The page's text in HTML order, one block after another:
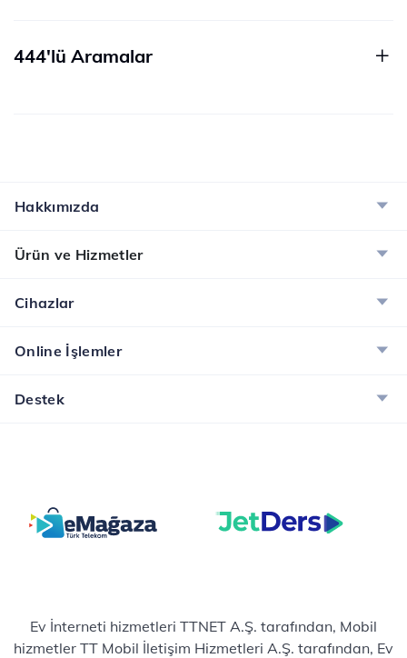
444'lü Aramalar
Hakkımızda
Ürün ve Hizmetler
Cihazlar
Online İşlemler
Destek
Ev İnterneti hizmetleri TTNET A.Ş. tarafından, Mobil
hizmetler TT Mobil İletişim Hizmetleri A.Ş. tarafından, Ev